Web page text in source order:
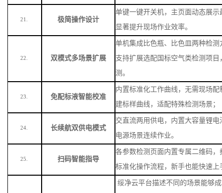
21. 极简操作设计
单键一键开关机，主页面动态展
显著提升现场作业效率。
22. 双模式多场景扩展
单机集成比色瓶、比色皿两种检
支持扩展选配国标空气类检测项
测。
23. 免配标液智能校准
内置标准化工作曲线，无需现场
建标样曲线，适配特殊检测场景 ；
24. 长续航双供电模式
交直流两用供电，内置大容量锂电
电源场景连续作业。
25. 扫码智能指导
各参数检测页面内置专属二维码
标准化操作流程，新手也能快速上
绥净云平台描述不同的场景能够